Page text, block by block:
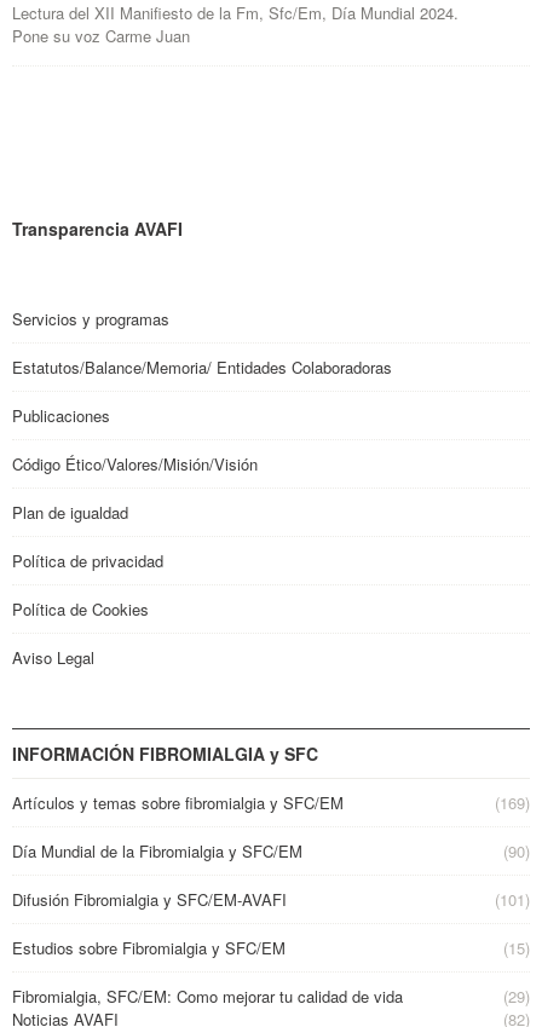
Lectura del XII Manifiesto de la Fm, Sfc/Em, Día Mundial 2024.
Pone su voz Carme Juan
Transparencia AVAFI
Servicios y programas
Estatutos/Balance/Memoria/ Entidades Colaboradoras
Publicaciones
Código Ético/Valores/Misión/Visión
Plan de igualdad
Política de privacidad
Política de Cookies
Aviso Legal
INFORMACIÓN FIBROMIALGIA y SFC
Artículos y temas sobre fibromialgia y SFC/EM (169)
Día Mundial de la Fibromialgia y SFC/EM (90)
Difusión Fibromialgia y SFC/EM-AVAFI (101)
Estudios sobre Fibromialgia y SFC/EM (15)
Fibromialgia, SFC/EM: Como mejorar tu calidad de vida
(29)
Noticias AVAFI
(82)